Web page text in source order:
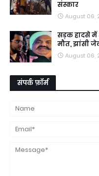
संस्कार
August 06,
सड़क हादसे
मौत, झांसी
August 06,
संपर्क फ़ॉर्म